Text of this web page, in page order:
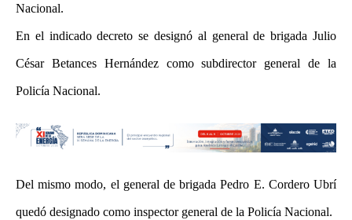
Nacional.
En el indicado decreto se designó al general de brigada Julio
César Betances Hernández como subdirector general de la
Policía Nacional.
Del mismo modo, el general de brigada Pedro E. Cordero Ubrí
quedó designado como inspector general de la Policía Nacional.